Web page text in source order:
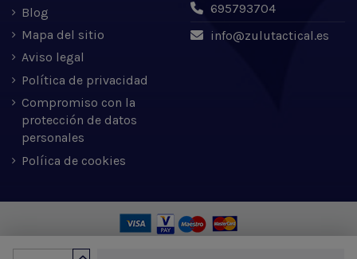
Blog
Mapa del sitio
Aviso legal
Política de privacidad
Compromiso con la
protección de datos
personales
Políica de cookies
695793704
info@zulutactical.es
Zulu Tactical S.L. © 2022 | Desarrollado por Expertic